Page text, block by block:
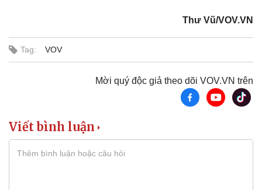
Thư Vũ/VOV.VN
Tag: VOV
Mời quý độc giả theo dõi VOV.VN trên
Viết bình luận